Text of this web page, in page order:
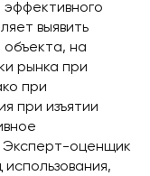
выявить
объекта, на
рынка при
при
при изъятии
Эксперт-оценщик